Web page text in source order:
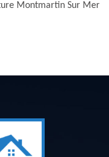
Montmartin Sur Mer